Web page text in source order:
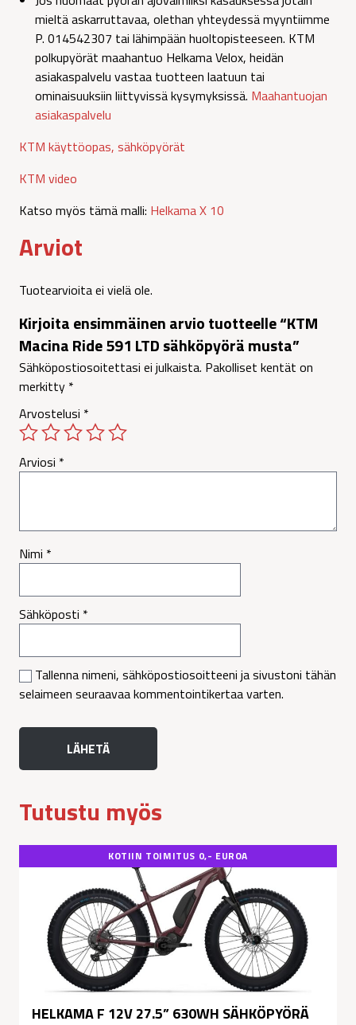
mieltä askarruttavaa, olethan yhteydessä myyntiimme
P. 014542307 tai lähimpään huoltopisteeseen. KTM
polkupyörät maahantuo Helkama Velox, heidän
asiakaspalvelu vastaa tuotteen laatuun tai
ominaisuuksiin liittyvissä kysymyksissä. Maahantuojan
asiakaspalvelu
KTM käyttöopas, sähköpyörät
KTM video
Katso myös tämä malli: Helkama X 10
Arviot
Tuotearvioita ei vielä ole.
Kirjoita ensimmäinen arvio tuotteelle “KTM
Macina Ride 591 LTD sähköpyörä musta”
Sähköpostiosoitettasi ei julkaista. Pakolliset kentät on
merkitty *
Arvostelusi *
Arviosi *
Nimi *
Sähköposti *
Tallenna nimeni, sähköpostiosoitteeni ja sivustoni tähän
selaimeen seuraavaa kommentointikertaa varten.
Tutustu myös
KOTIIN TOIMITUS 0,- EUROA
HELKAMA F 12V 27.5” 630WH SÄHKÖPYÖRÄ